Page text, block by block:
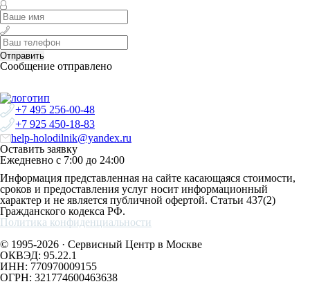
Отправить
Сообщение отправлено
+7 495 256-00-48
+7 925 450-18-83
help-holodilnik@yandex.ru
Оставить заявку
Ежедневно с 7:00 до 24:00
Информация представленная на сайте касающаяся стоимости,
сроков и предоставления услуг носит информационный
характер и не является публичной офертой. Статьи 437(2)
Гражданского кодекса РФ.
Политика конфиденциальности
© 1995-2026 · Сервисный Центр в Москве
ОКВЭД: 95.22.1
ИНН: 770970009155
ОГРН: 321774600463638